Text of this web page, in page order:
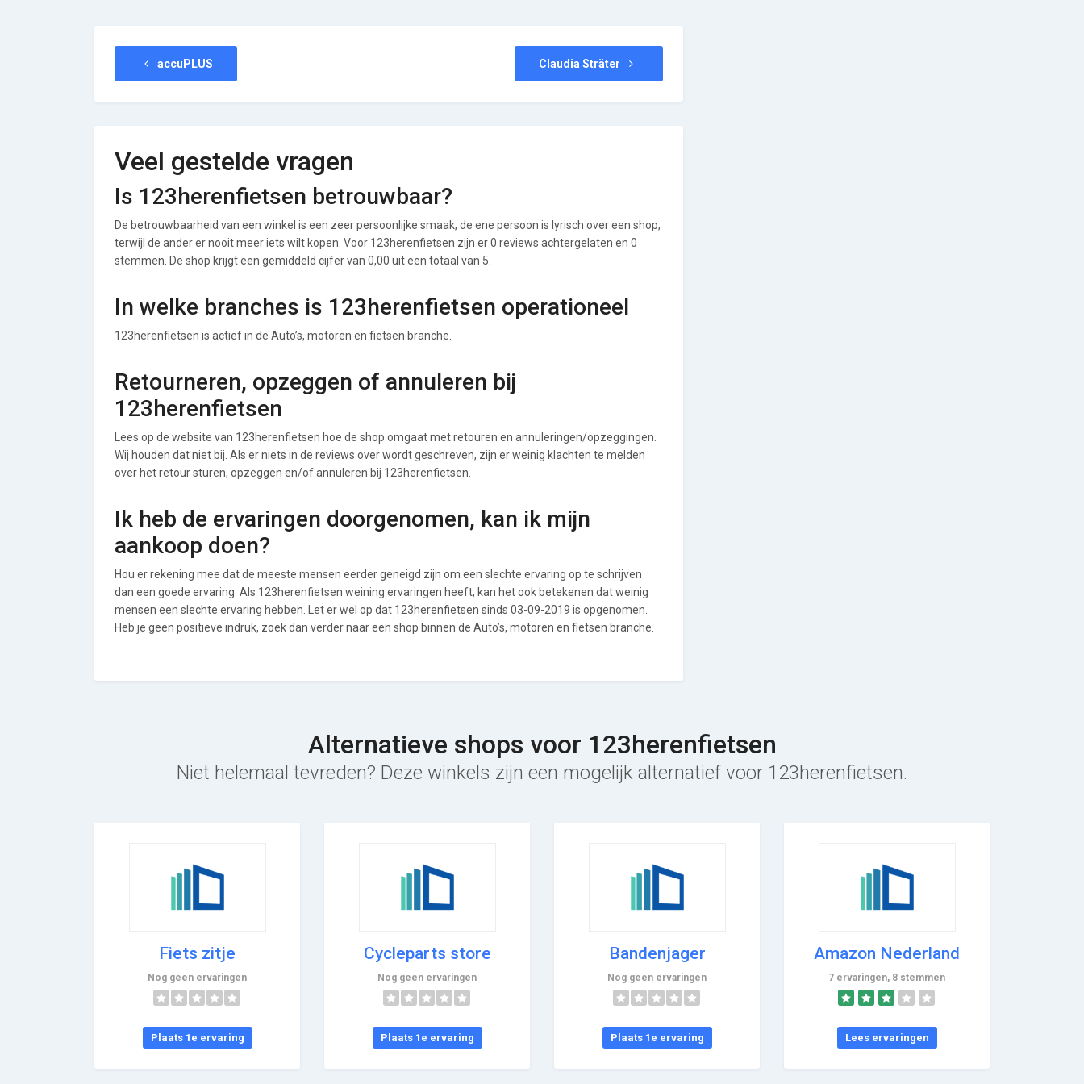
accuPLUS Claudia Sträter
Veel gestelde vragen
Is 123herenfietsen betrouwbaar?
De betrouwbaarheid van een winkel is een zeer persoonlijke smaak, de ene persoon is lyrisch over een shop,
terwijl de ander er nooit meer iets wilt kopen. Voor 123herenfietsen zijn er 0 reviews achtergelaten en 0
stemmen. De shop krijgt een gemiddeld cijfer van 0,00 uit een totaal van 5.
In welke branches is 123herenfietsen operationeel
123herenfietsen is actief in de Auto’s, motoren en fietsen branche.
Retourneren, opzeggen of annuleren bij
123herenfietsen
Lees op de website van 123herenfietsen hoe de shop omgaat met retouren en annuleringen/opzeggingen.
Wij houden dat niet bij. Als er niets in de reviews over wordt geschreven, zijn er weinig klachten te melden
over het retour sturen, opzeggen en/of annuleren bij 123herenfietsen.
Ik heb de ervaringen doorgenomen, kan ik mijn
aankoop doen?
Hou er rekening mee dat de meeste mensen eerder geneigd zijn om een slechte ervaring op te schrijven
dan een goede ervaring. Als 123herenfietsen weining ervaringen heeft, kan het ook betekenen dat weinig
mensen een slechte ervaring hebben. Let er wel op dat 123herenfietsen sinds 03-09-2019 is opgenomen.
Heb je geen positieve indruk, zoek dan verder naar een shop binnen de Auto’s, motoren en fietsen branche.
Alternatieve shops voor 123herenfietsen
Niet helemaal tevreden? Deze winkels zijn een mogelijk alternatief voor 123herenfietsen.
Fiets zitje
Nog geen ervaringen
Plaats 1e ervaring
Cycleparts store
Nog geen ervaringen
Plaats 1e ervaring
Bandenjager
Nog geen ervaringen
Plaats 1e ervaring
Amazon Nederland
7 ervaringen, 8 stemmen
Lees ervaringen